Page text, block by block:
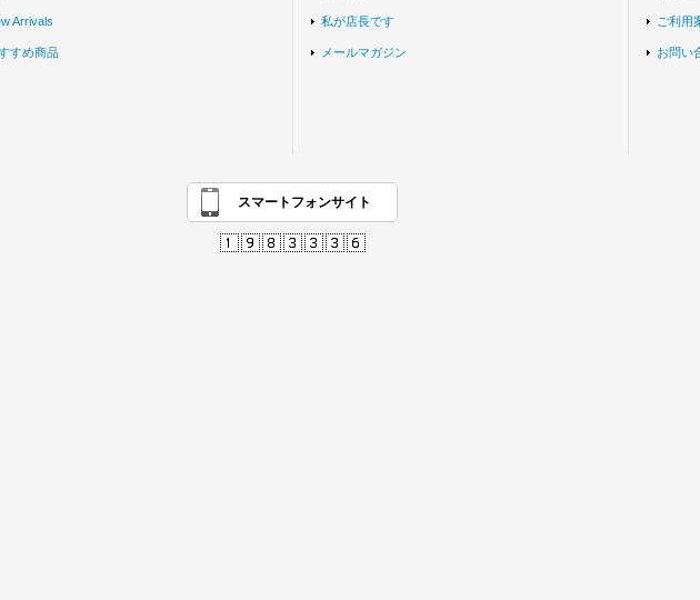
Arrivals
すめ商品
私が店長です
メールマガジン
ご利用
お問い
スマートフォンサイト